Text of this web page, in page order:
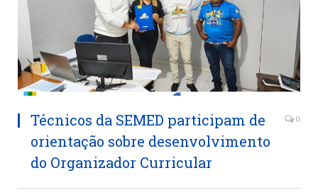
Técnicos da SEMED participam de
orientação sobre desenvolvimento
do Organizador Curricular
0